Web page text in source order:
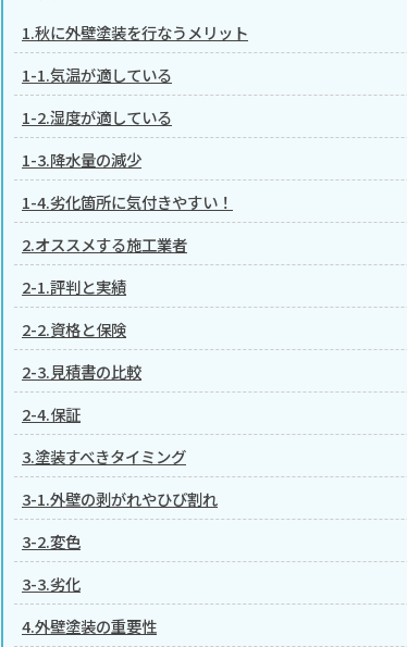
1.秋に外壁塗装を行なうメリット
1-1.気温が適している
1-2.湿度が適している
1-3.降水量の減少
1-4.劣化箇所に気付きやすい！
2.オススメする施工業者
2-1.評判と実績
2-2.資格と保険
2-3.見積書の比較
2-4.保証
3.塗装すべきタイミング
3-1.外壁の剥がれやひび割れ
3-2.変色
3-3.劣化
4.外壁塗装の重要性